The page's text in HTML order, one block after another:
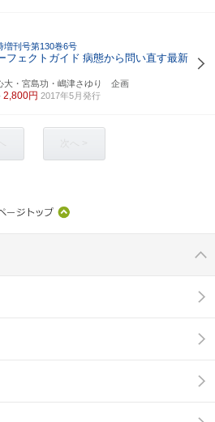
増刊号第130巻6号
フェクトガイド 病態から問い直す最新
大・宮島功・嶋津さゆり 企画
2,800円 2017年5月発行